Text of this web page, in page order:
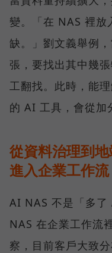
變。「在 NAS 裡
缺。」劉文義舉例
張，要找出其中幾
工翻找。此時，能
的 AI 工具，會從加
從資料治理到
進入企業工作流
AI NAS 不是「多了
NAS 在企業工作流
察，目前客戶大致